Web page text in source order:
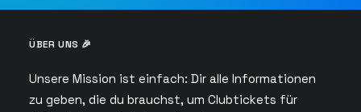
ÜBER UNS 🎉
Unsere Mission ist einfach: Dir alle Informationen
zu geben, die du brauchst, um Clubtickets für